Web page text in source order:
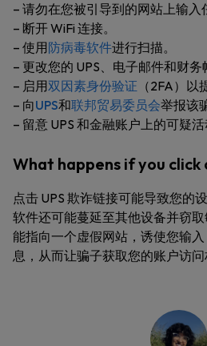
– 请勿在您被引导到的网站上输入
– 断开 WiFi 连接。
– 使用防病毒软件进行扫描。
– 更改您的 UPS、电子邮件和财务
– 启用双因素身份验证 （2FA）以
– 向UPS和联邦贸易委员会举报该
– 留意 UPS 和金融账户上的可疑活
What happens if you click
点击 UPS 欺诈链接可能导致您的
软件还可能蔓延至其他设备并窃
能指向一个虚假网站，诱使您输
息，从而让骗子获取您的账户访问